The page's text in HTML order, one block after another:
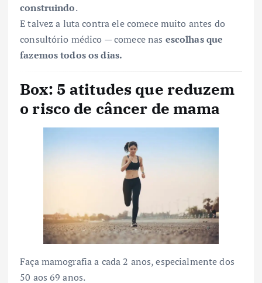
construindo.
E talvez a luta contra ele comece muito antes do
consultório médico — comece nas escolhas que
fazemos todos os dias.
Box: 5 atitudes que reduzem
o risco de câncer de mama
Faça mamografia a cada 2 anos, especialmente dos
50 aos 69 anos.